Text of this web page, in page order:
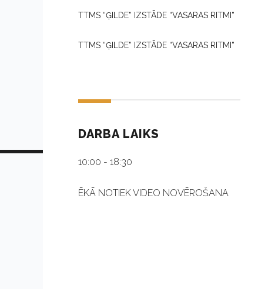
TTMS “ĢILDE” IZSTĀDE “VASARAS RITMI”
TTMS “ĢILDE” IZSTĀDE “VASARAS RITMI”
DARBA LAIKS
10:00 - 18:30
ĒKĀ NOTIEK VIDEO NOVĒROŠANA